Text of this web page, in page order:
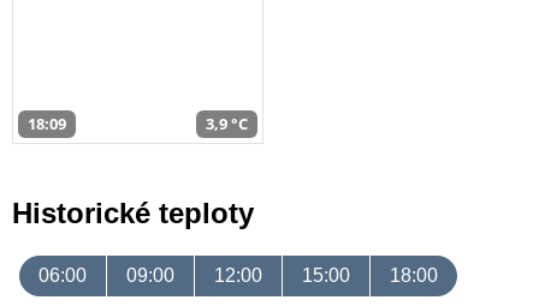
18:09 3,9 °C
Historické teploty
06:00 09:00 12:00 15:00 18:00